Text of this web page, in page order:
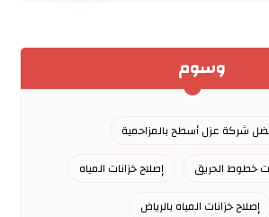
وسوم
شركة عزل أسطح بالمزاحمية
خطوط الحريق
إصلاح خزانات المياه
إصلاح خزانات المياه بالرياض